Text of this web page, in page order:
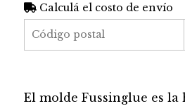
Calculá el costo de envío
El molde Fussinglue es la